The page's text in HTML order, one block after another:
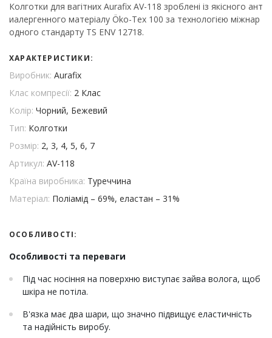
Колготки для вагітних Aurafix AV-118 зроблені із якісного ант
иалергенного матеріалу Öko-Tex 100 за технологією міжнар
одного стандарту TS ENV 12718.
ХАРАКТЕРИСТИКИ:
Виробник: Aurafix
Клас компресії: 2 Клас
Колір: Чорний, Бежевий
Тип: Колготки
Розмір: 2, 3, 4, 5, 6, 7
Артикул: AV-118
Країна виробника: Туреччина
Матеріал: Поліамід – 69%, еластан – 31%
ОСОБЛИВОСТІ:
Особливості та переваги
Під час носіння на поверхню виступає зайва волога, щоб
шкіра не потіла.
В'язка має два шари, що значно підвищує еластичність
та надійність виробу.